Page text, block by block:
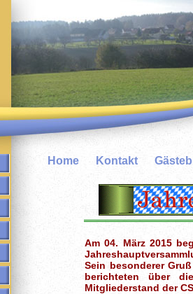
Home Kontakt
Am 04. März 2015
Sein besonderer
berichteten über
Mitgliederstand der